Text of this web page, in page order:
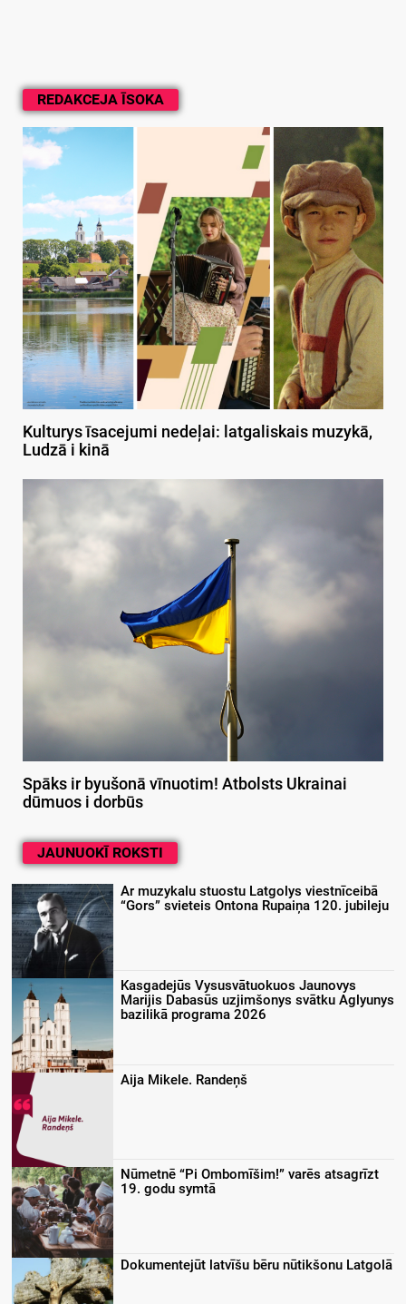
REDAKCEJA ĪSOKA
Kulturys īsacejumi nedeļai: latgaliskais muzykā,
Ludzā i kinā
Spāks ir byušonā vīnuotim! Atbolsts Ukrainai
dūmuos i dorbūs
JAUNUOKĪ ROKSTI
Ar muzykalu stuostu Latgolys viestnīceibā
“Gors” svieteis Ontona Rupaiņa 120. jubileju
Kasgadejūs Vysusvātuokuos Jaunovys
Marijis Dabasūs uzjimšonys svātku Aglyunys
bazilikā programa 2026
Aija Mikele. Randeņš
Nūmetnē “Pi Ombomīšim!” varēs atsagrīzt
19. godu symtā
Dokumentejūt latvīšu bēru nūtikšonu Latgolā